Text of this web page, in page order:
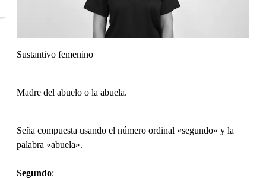
Sustantivo femenino
Madre del abuelo o la abuela.
Seña compuesta usando el número ordinal «segundo» y la
palabra «abuela».
Segundo: